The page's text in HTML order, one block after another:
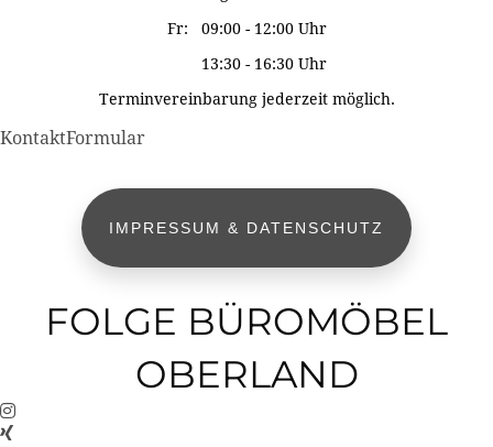
Fr: 09:00 - 12:00 Uhr
13:30 - 16:30 Uhr
Terminvereinbarung jederzeit möglich.
KontaktFormular
IMPRESSUM & DATENSCHUTZ
FOLGE BÜROMÖBEL
OBERLAND